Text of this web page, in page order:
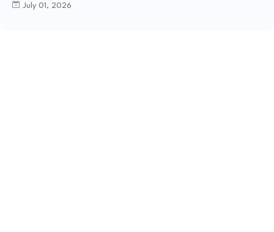
July 01, 2026